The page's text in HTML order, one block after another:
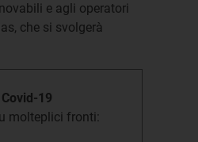
e agli operatori
che si svolgerà
19
molteplici fronti: